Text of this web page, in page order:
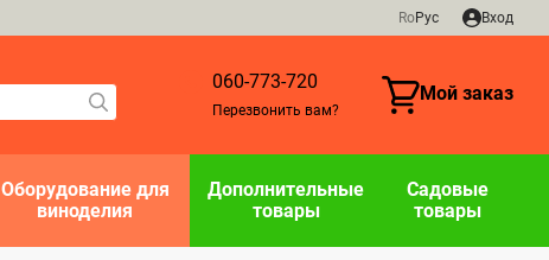
RoРус Вход
060-773-720
Перезвонить вам?
Мой заказ
Оборудование для
виноделия
Дополнительные
товары
Садовые
товары